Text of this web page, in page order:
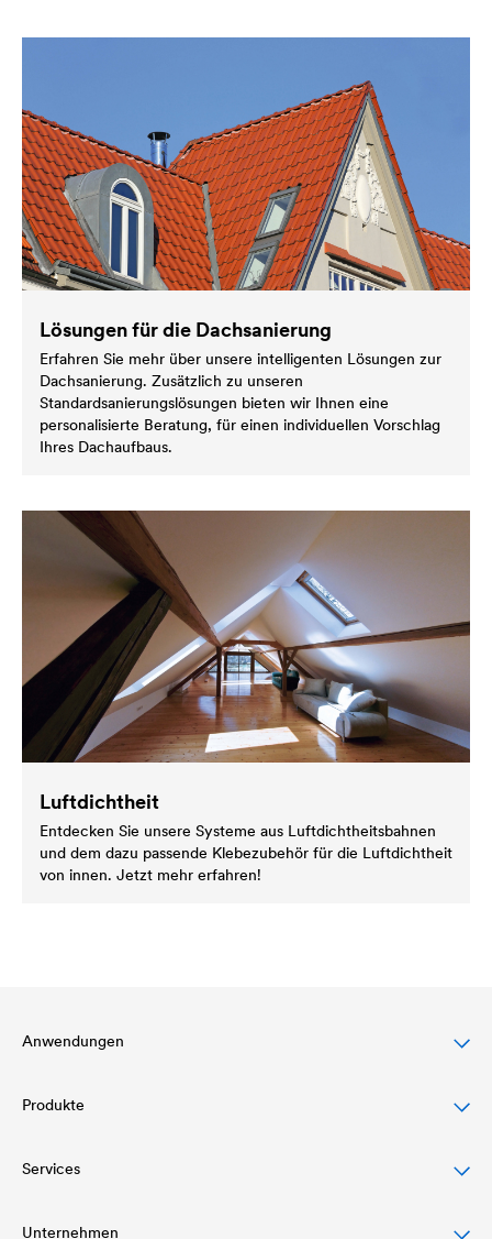
Lösungen für die Dachsanierung
Erfahren Sie mehr über unsere intelligenten Lösungen zur
Dachsanierung. Zusätzlich zu unseren
Standardsanierungslösungen bieten wir Ihnen eine
personalisierte Beratung, für einen individuellen Vorschlag
Ihres Dachaufbaus.
Luftdichtheit
Entdecken Sie unsere Systeme aus Luftdichtheitsbahnen
und dem dazu passende Klebezubehör für die Luftdichtheit
von innen. Jetzt mehr erfahren!
Anwendungen
Steildachschutz
Fassadenschutz & -gestaltung
Flachdachschutz & -drainage
Produkte
Dachbahnen
Luft- und Dampfsperren
Services
Unternehmen